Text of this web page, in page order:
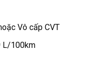
Vô cấp CVT
L/100km